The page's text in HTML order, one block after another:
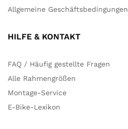
Allgemeine Geschäftsbedingungen
HILFE & KONTAKT
FAQ / Häufig gestellte Fragen
Alle Rahmengrößen
Montage-Service
E-Bike-Lexikon